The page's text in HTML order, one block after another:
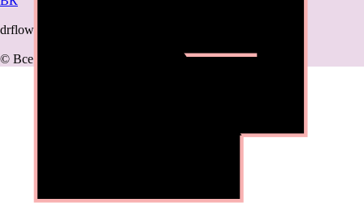
drflowermsk@gmail.com
© Все права защищены